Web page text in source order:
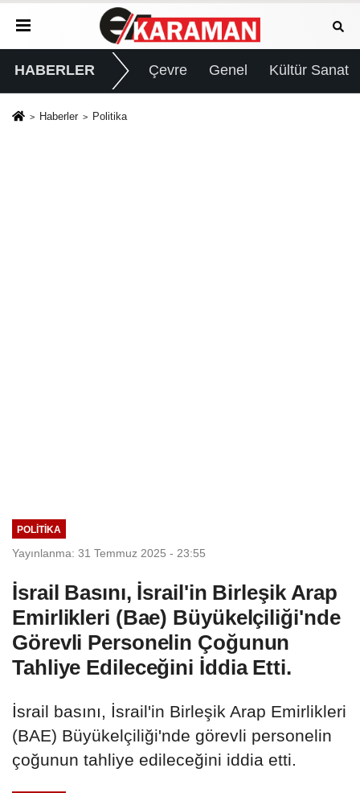
HABERLER Çevre Genel Kültür Sanat
Haberler Politika
POLITIKA
Yayınlanma: 31 Temmuz 2025 - 23:55
İsrail Basını, İsrail'in Birleşik Arap
Emirlikleri (Bae) Büyükelçiliği'nde
Görevli Personelin Çoğunun
Tahliye Edileceğini İddia Etti.
İsrail basını, İsrail'in Birleşik Arap Emirlikleri
(BAE) Büyükelçiliği'nde görevli personelin
çoğunun tahliye edileceğini iddia etti.